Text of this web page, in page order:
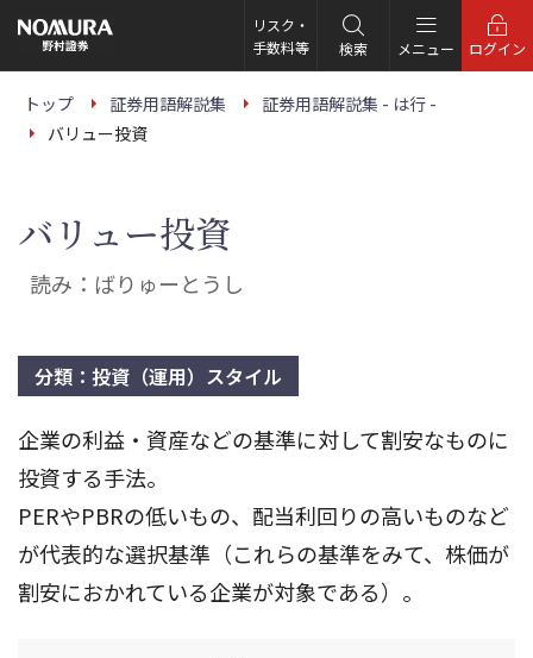
の
ー
リスク・
手数料等
検索 メニュー ログイン
トップ 証券用語解説集
証券用語解説集 - は行 -
バリュー投資
バリュー投資
読み：ばりゅーとうし
分類：投資（運用）スタイル
企業の利益・資産などの基準に対して割安なものに
投資する手法。
PERやPBRの低いもの、配当利回りの高いものなど
が代表的な選択基準（これらの基準をみて、株価が
割安におかれている企業が対象である）。